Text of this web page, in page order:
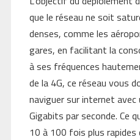
que le réseau ne soit
denses, comme les
gares, en facilitant la
à ses fréquences
de la 4G, ce réseau vous
naviguer sur internet avec
Gigabits par seconde. Ce
10 à 100 fois plus rapides